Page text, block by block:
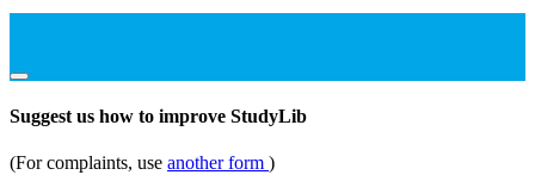
Suggest us how to improve StudyLib
(For complaints, use another form )